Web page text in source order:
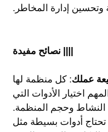
وتحسين إدارة المخاطر.
|||| نصائح مفيدة
عملك: كل منظمة لها
اختيار الأدوات التي
النشاط وحجم المنظمة.
أدوات بسيطة مثل